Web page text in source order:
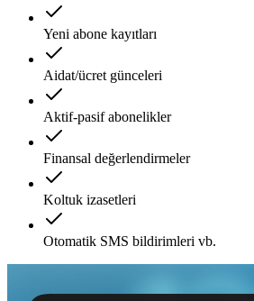
Yeni abone kayıtları
Aidat/ücret günceleri
Aktif-pasif abonelikler
Finansal değerlendirmeler
Koltuk izasetleri
Otomatik SMS bildirimleri vb.